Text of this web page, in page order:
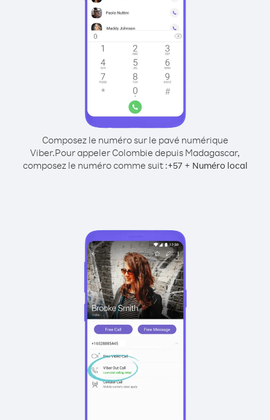
Composez le numéro sur le pavé numérique
Viber.Pour appeler Colombie depuis Madagascar,
composez le numéro comme suit :+57+ Numéro local